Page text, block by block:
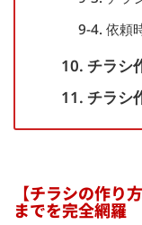
9-4. 依頼
10. チラシ
11. チラシ
【チラシの作り
までを完全網羅